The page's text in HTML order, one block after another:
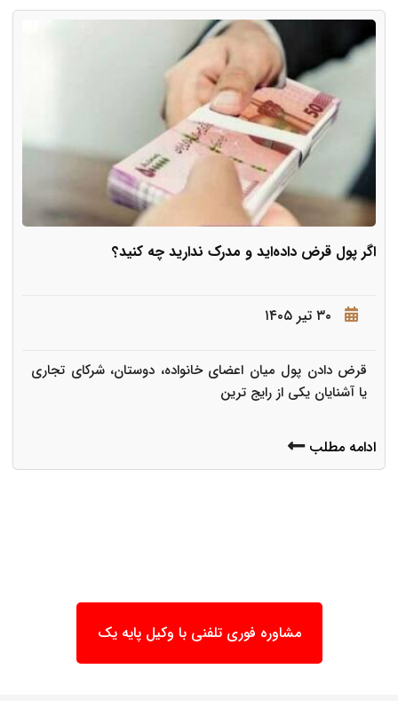
اگر پول قرض داده‌اید و مدرک ندارید چه کنید؟
۳۰ تیر ۱۴۰۵
قرض دادن پول میان اعضای خانواده، دوستان، شرکای تجاری
یا آشنایان یکی از رایج ترین
ادامه مطلب
مشاوره فوری تلفنی با وکیل پایه یک